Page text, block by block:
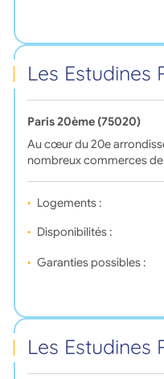
Les Estudines
Paris 20ème (75020)
Au cœur du 20e
nombreux commerces
Logements :
Disponibilités :
Garanties possibles :
Les Estudines